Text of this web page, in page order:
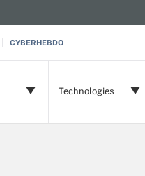
CYBERHEBDO
Technologies